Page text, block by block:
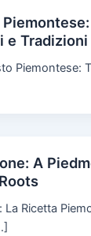
e Tradizioni
Piemontese:
A
La Ricetta